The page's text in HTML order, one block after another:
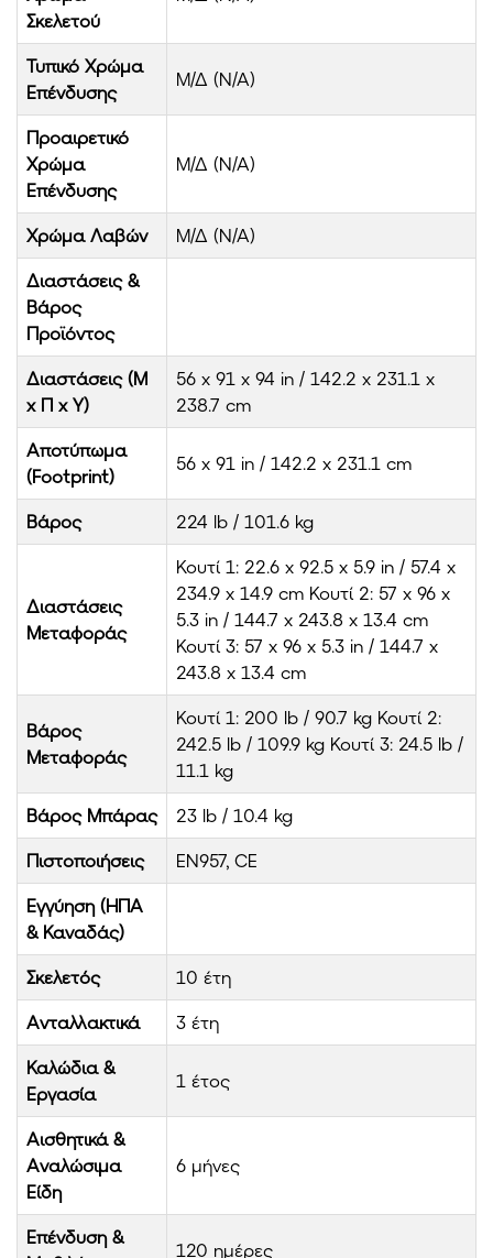
Σκελετού
Τυπικό Χρώμα
Επένδυσης
Μ/Δ (N/A)
Προαιρετικό
Χρώμα
Επένδυσης
Μ/Δ (N/A)
Χρώμα Λαβών Μ/Δ (N/A)
Διαστάσεις &
Βάρος
Προϊόντος
Διαστάσεις (Μ
x Π x Υ)
56 x 91 x 94 in / 142.2 x 231.1 x
238.7 cm
Αποτύπωμα
(Footprint)
56 x 91 in / 142.2 x 231.1 cm
Βάρος 224 lb / 101.6 kg
Διαστάσεις
Μεταφοράς
Κουτί 1: 22.6 x 92.5 x 5.9 in / 57.4 x
234.9 x 14.9 cm Κουτί 2: 57 x 96 x
5.3 in / 144.7 x 243.8 x 13.4 cm
Κουτί 3: 57 x 96 x 5.3 in / 144.7 x
243.8 x 13.4 cm
Βάρος
Μεταφοράς
Κουτί 1: 200 lb / 90.7 kg Κουτί 2:
242.5 lb / 109.9 kg Κουτί 3: 24.5 lb /
11.1 kg
Βάρος Μπάρας 23 lb / 10.4 kg
Πιστοποιήσεις EN957, CE
Εγγύηση (ΗΠΑ
& Καναδάς)
Σκελετός 10 έτη
Ανταλλακτικά 3 έτη
Καλώδια &
Εργασία
1 έτος
Αισθητικά &
Αναλώσιμα
Είδη
6 μήνες
Επένδυση &
120 ημέρες